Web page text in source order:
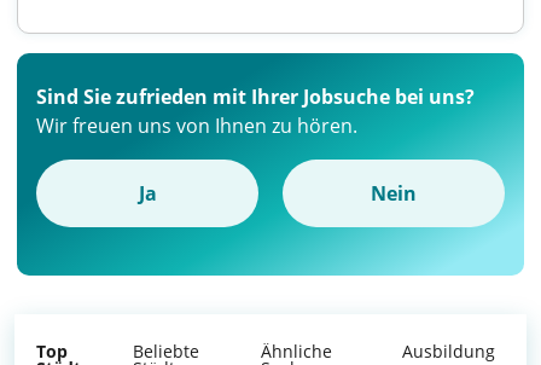
Sind Sie zufrieden mit Ihrer Jobsuche bei uns?
Wir freuen uns von Ihnen zu hören.
Ja Nein
Top Beliebte Ähnliche Ausbildung